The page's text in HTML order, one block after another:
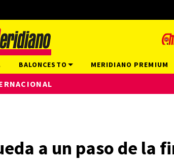
a un paso de la
BALONCESTO MERIDIANO PREMIUM